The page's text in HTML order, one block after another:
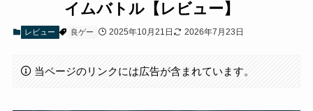
イムバトル【レビュー】
レビュー 良ゲー 2025年10月21日 2026年7月23日
当ページのリンクには広告が含まれています。